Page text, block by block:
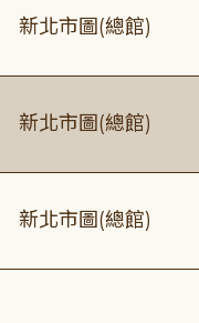
新北市圖(總館)
新北市圖(總館)
新北市圖(總館)